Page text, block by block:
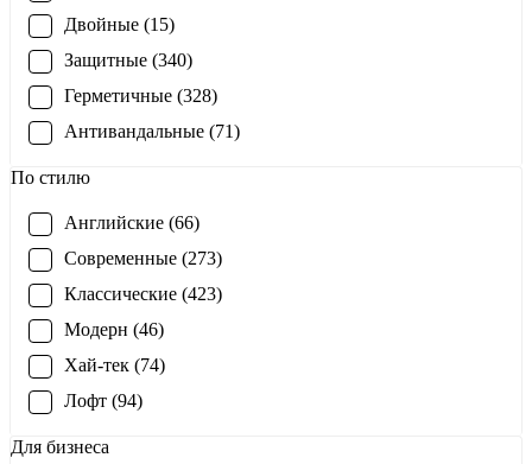
Двойные (15)
Защитные (340)
Герметичные (328)
Антивандальные (71)
По стилю
Английские (66)
Современные (273)
Классические (423)
Модерн (46)
Хай-тек (74)
Лофт (94)
Для бизнеса